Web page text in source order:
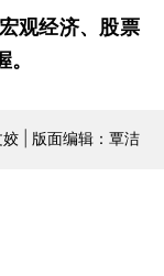
观经济、股票
| 版面编辑：覃洁